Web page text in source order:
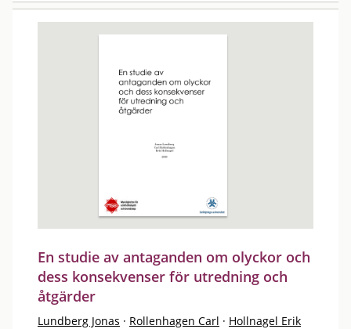
En studie av antaganden om olyckor och
dess konsekvenser för utredning och
åtgärder
Lundberg Jonas · Rollenhagen Carl · Hollnagel Erik